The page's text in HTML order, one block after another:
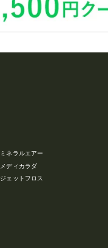
ミネラルエアー
メディカラダ
ジェットフロス